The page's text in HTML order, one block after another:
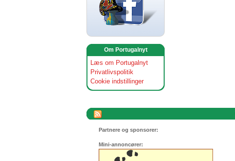
Om Portugalnyt
Læs om Portugalnyt
Privatlivspolitik
Cookie indstillinger
Partnere og sponsorer:
Mini-annoncører: